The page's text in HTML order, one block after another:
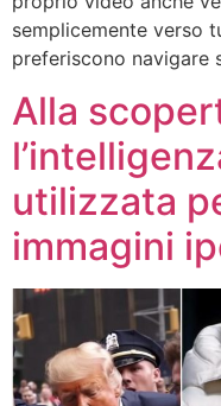
semplicemente verso
preferiscono navigare
Alla
utilizzata
immagini